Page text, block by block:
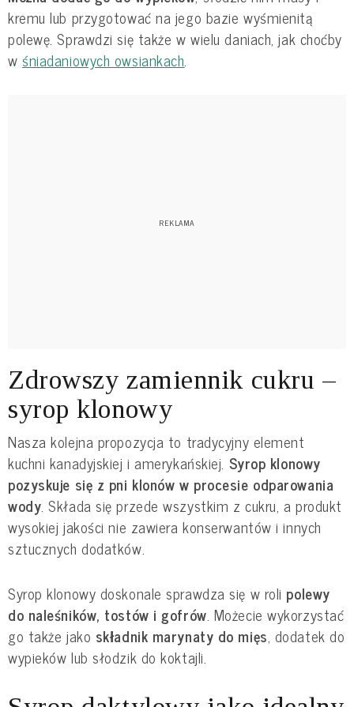
kremu lub przygotować na jego bazie wyśmienitą
polewę. Sprawdzi się także w wielu daniach, jak choćby
w śniadaniowych owsiankach.
Zdrowszy zamiennik cukru –
syrop klonowy
Nasza kolejna propozycja to tradycyjny element
kuchni kanadyjskiej i amerykańskiej. Syrop klonowy
pozyskuje się z pni klonów w procesie odparowania
wody. Składa się przede wszystkim z cukru, a produkt
wysokiej jakości nie zawiera konserwantów i innych
sztucznych dodatków.
Syrop klonowy doskonale sprawdza się w roli polewy
do naleśników, tostów i gofrów. Możecie wykorzystać
go także jako składnik marynaty do mięs, dodatek do
wypieków lub słodzik do koktajli.